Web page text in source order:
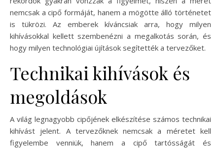
nemcsak a cipő formáját, hanem a mögötte álló történetet
is tükrözi. Az emberek kíváncsiak arra, hogy milyen
kihívásokkal kellett szembenézni a megalkotás során, és
hogy milyen technológiai újítások segítették a tervezőket.
Technikai kihívások és
megoldások
A világ legnagyobb cipőjének elkészítése számos technikai
kihívást jelent. A tervezőknek nemcsak a méretet kell
figyelembe venniük, hanem a cipő tartósságát és